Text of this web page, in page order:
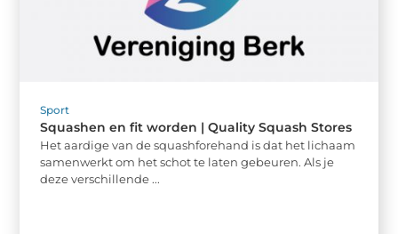
Sport
Squashen en fit worden | Quality Squash Stores
Het aardige van de squashforehand is dat het lichaam
samenwerkt om het schot te laten gebeuren. Als je
deze verschillende ...